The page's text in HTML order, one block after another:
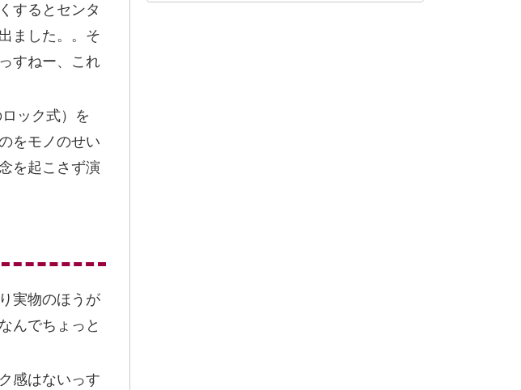
するとセンタ
ました。。そ
すねー、これ
ック式）を
をモノのせい
を起こさず演
実物のほうが
んでちょっと
感はないっす